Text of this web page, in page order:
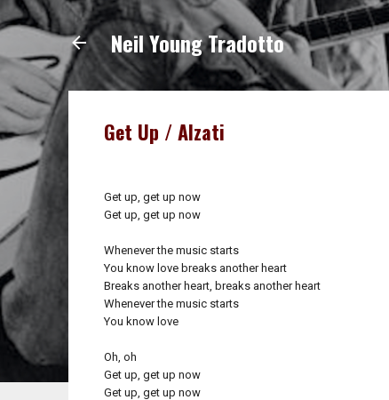
Passa ai contenuti principali
Neil Young Tradotto
Get Up / Alzati
Get up, get up now
Get up, get up now
Whenever the music starts
You know love breaks another heart
Breaks another heart, breaks another heart
Whenever the music starts
You know love
Oh, oh
Get up, get up now
Get up, get up now